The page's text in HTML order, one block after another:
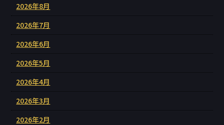
2026年8月
2026年7月
2026年6月
2026年5月
2026年4月
2026年3月
2026年2月